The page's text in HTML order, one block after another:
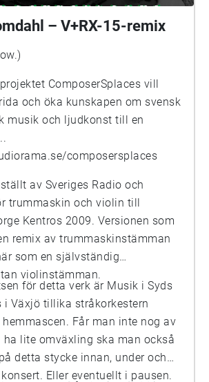
– V+RX-15-remix
ComposerSplaces vill
och öka kunskapen om svensk
musik och ljudkonst till en
composersplaces
av Sveriges Radio och
trummaskin och violin till
Kentros 2009. Versionen som
remix av trummaskinstämman
som en självständig
violinstämman.
för detta verk är Musik i Syds
i Växjö tillika stråkorkestern
Får man inte nog av
lite omväxling ska man också
detta stycke innan, under och
Eller eventuellt i pausen.